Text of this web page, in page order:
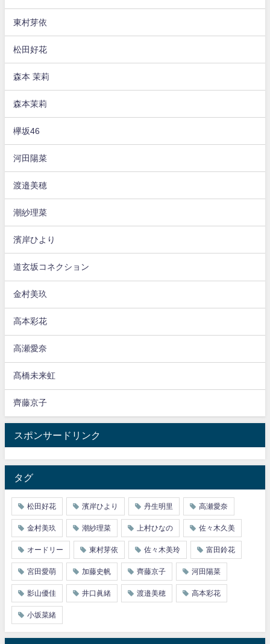
東村芽依
松田好花
森本 茉莉
森本茉莉
欅坂46
河田陽菜
渡邉美穂
潮紗理菜
濱岸ひより
道玄坂コネクション
金村美玖
高本彩花
高瀬愛奈
髙橋未来虹
齊藤京子
スポンサードリンク
タグ
松田好花 濱岸ひより 丹生明里 高瀬愛奈
金村美玖 潮紗理菜 上村ひなの 佐々木久美
オードリー 東村芽依 佐々木美玲 富田鈴花
宮田愛萌 加藤史帆 齊藤京子 河田陽菜
影山優佳 井口眞緒 渡邉美穂 高本彩花
小坂菜緒